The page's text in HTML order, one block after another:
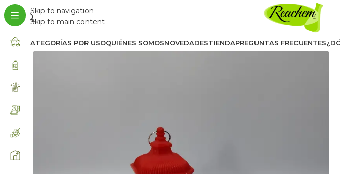
Skip to navigation
Skip to main content
CATEGORÍAS POR USOQUIÉNES SOMOSNOVEDADESTIENDAPREGUNTAS FRECUENTES